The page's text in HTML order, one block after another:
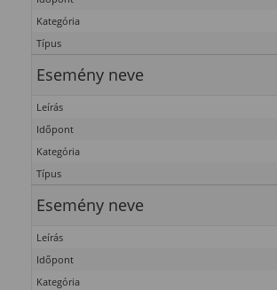
Kategória
Típus
Esemény neve
Leírás
Időpont
Kategória
Típus
Esemény neve
Leírás
Időpont
Kategória